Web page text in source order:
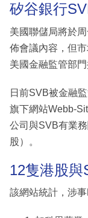
矽谷銀行
美國聯儲局將於
佈會議內容，但
美國金融監管部門
日前SVB被金融
旗下網站Webb-
公司與SVB有業
股）。
12隻港股與
該網站統計，涉事